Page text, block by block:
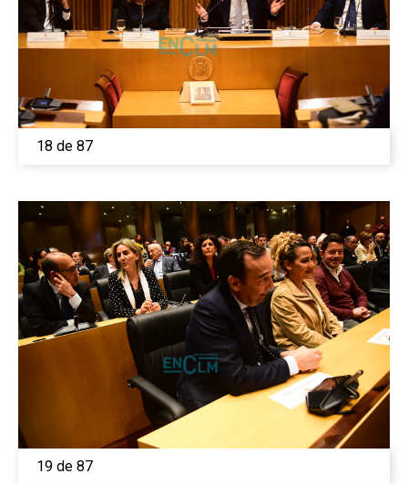
18 de 87
19 de 87